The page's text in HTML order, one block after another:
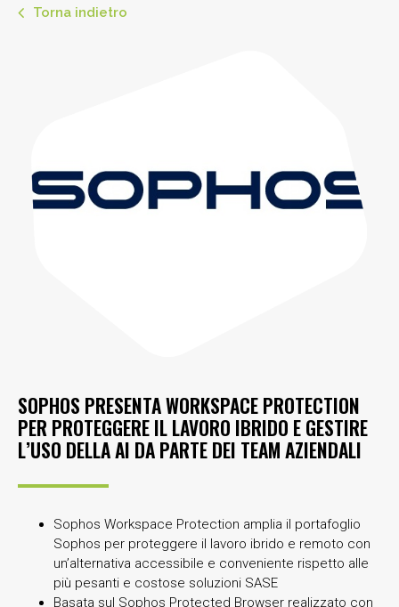
Torna indietro
SOPHOS PRESENTA WORKSPACE PROTECTION
PER PROTEGGERE IL LAVORO IBRIDO E GESTIRE
L’USO DELLA AI DA PARTE DEI TEAM AZIENDALI
Sophos Workspace Protection amplia il portafoglio
Sophos per proteggere il lavoro ibrido e remoto con
un’alternativa accessibile e conveniente rispetto alle
più pesanti e costose soluzioni SASE
Basata sul Sophos Protected Browser realizzato con